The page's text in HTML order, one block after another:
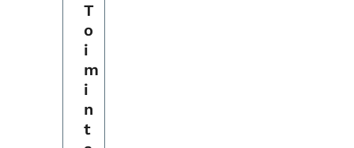
T
o
i
m
i
n
t